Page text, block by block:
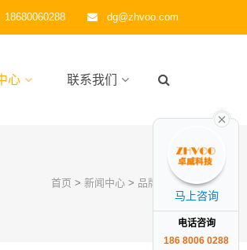
18680060288 dg@zhvoo.com
心 联系我们
首页 > 新闻中心 > 品牌动态
马上咨询
电话咨询
186 8006 0288